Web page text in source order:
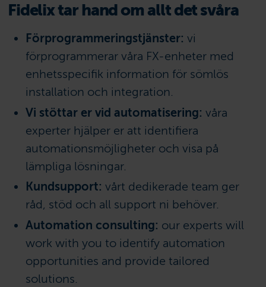
Fidelix tar hand om allt det svåra
Förprogrammeringstjänster: vi
förprogrammerar våra FX-enheter med
enhetsspecifik information för sömlös
installation och integration.
Vi stöttar er vid automatisering: våra
experter hjälper er att identifiera
automationsmöjligheter och visa på
lämpliga lösningar.
Kundsupport: vårt dedikerade team ger
råd, stöd och all support ni behöver.
Automation consulting: our experts will
work with you to identify automation
opportunities and provide tailored
solutions.